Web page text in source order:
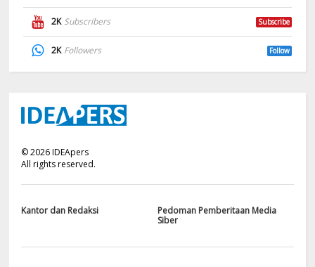
2K Subscribers Subscribe
2K Followers Follow
©2026IDEApers
All rights reserved.
Kantor dan Redaksi
Pedoman Pemberitaan Media
Siber